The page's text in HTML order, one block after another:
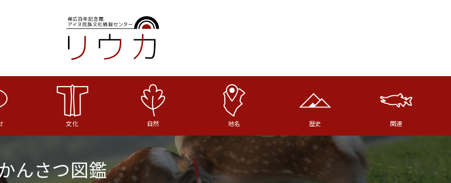
文化 自然 地名 歴史 関連
んさつ図鑑